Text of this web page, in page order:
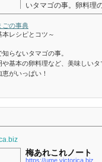
いタマゴの事。卵料理
用語説明や基本の卵料
など、美味しいタマゴ料
理のための知恵がいっぱ
ごの事典
本レシピとコツ～
らないタマゴの事。
や基本の卵料理など、美味しいタ
がいっぱい！
梅あれこれノート
https://ume.victorica.biz